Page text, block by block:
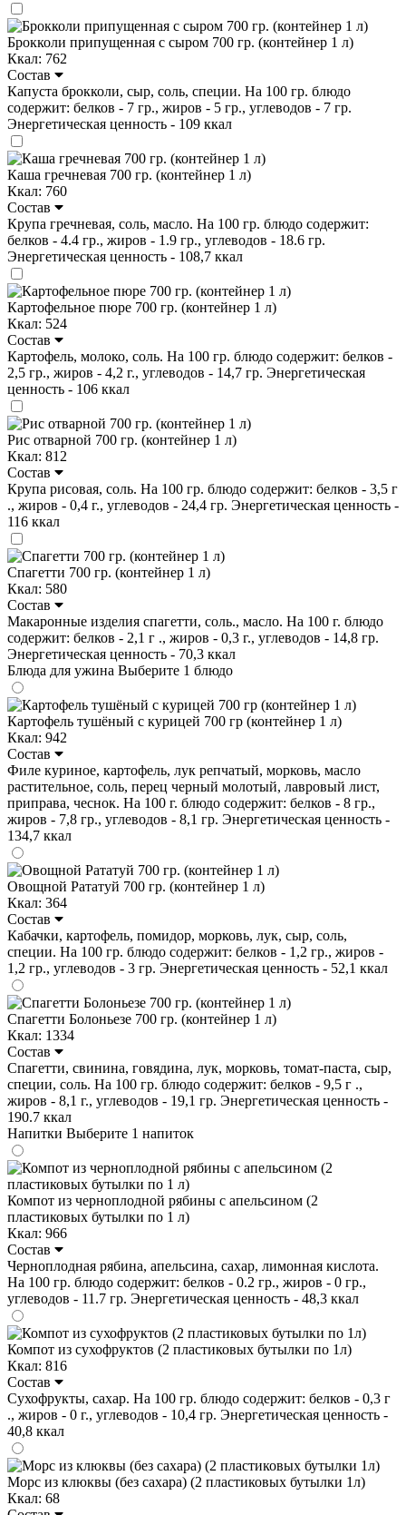
Брокколи припущенная с сыром 700 гр. (контейнер 1 л)
Ккал: 762
Состав
Капуста брокколи, сыр, соль, специи. На 100 гр. блюдо
содержит: белков - 7 гр., жиров - 5 гр., углеводов - 7 гр.
Энергетическая ценность - 109 ккал
Каша гречневая 700 гр. (контейнер 1 л)
Ккал: 760
Состав
Крупа гречневая, соль, масло. На 100 гр. блюдо содержит:
белков - 4.4 гр., жиров - 1.9 гр., углеводов - 18.6 гр.
Энергетическая ценность - 108,7 ккал
Картофельное пюре 700 гр. (контейнер 1 л)
Ккал: 524
Состав
Картофель, молоко, соль. На 100 гр. блюдо содержит: белков -
2,5 гр., жиров - 4,2 г., углеводов - 14,7 гр. Энергетическая
ценность - 106 ккал
Рис отварной 700 гр. (контейнер 1 л)
Ккал: 812
Состав
Крупа рисовая, соль. На 100 гр. блюдо содержит: белков - 3,5 г
., жиров - 0,4 г., углеводов - 24,4 гр. Энергетическая ценность -
116 ккал
Спагетти 700 гр. (контейнер 1 л)
Ккал: 580
Состав
Макаронные изделия спагетти, соль., масло. На 100 г. блюдо
содержит: белков - 2,1 г ., жиров - 0,3 г., углеводов - 14,8 гр.
Энергетическая ценность - 70,3 ккал
Блюда для ужина Выберите 1 блюдо
Картофель тушёный с курицей 700 гр (контейнер 1 л)
Ккал: 942
Состав
Филе куриное, картофель, лук репчатый, морковь, масло
растительное, соль, перец черный молотый, лавровый лист,
приправа, чеснок. На 100 г. блюдо содержит: белков - 8 гр.,
жиров - 7,8 гр., углеводов - 8,1 гр. Энергетическая ценность -
134,7 ккал
Овощной Рататуй 700 гр. (контейнер 1 л)
Ккал: 364
Состав
Кабачки, картофель, помидор, морковь, лук, сыр, соль,
специи. На 100 гр. блюдо содержит: белков - 1,2 гр., жиров -
1,2 гр., углеводов - 3 гр. Энергетическая ценность - 52,1 ккал
Спагетти Болоньезе 700 гр. (контейнер 1 л)
Ккал: 1334
Состав
Спагетти, свинина, говядина, лук, морковь, томат-паста, сыр,
специи, соль. На 100 гр. блюдо содержит: белков - 9,5 г .,
жиров - 8,1 г., углеводов - 19,1 гр. Энергетическая ценность -
190.7 ккал
Напитки Выберите 1 напиток
Компот из черноплодной рябины с апельсином (2
пластиковых бутылки по 1 л)
Ккал: 966
Состав
Черноплодная рябина, апельсина, сахар, лимонная кислота.
На 100 гр. блюдо содержит: белков - 0.2 гр., жиров - 0 гр.,
углеводов - 11.7 гр. Энергетическая ценность - 48,3 ккал
Компот из сухофруктов (2 пластиковых бутылки по 1л)
Ккал: 816
Состав
Сухофрукты, сахар. На 100 гр. блюдо содержит: белков - 0,3 г
., жиров - 0 г., углеводов - 10,4 гр. Энергетическая ценность -
40,8 ккал
Морс из клюквы (без сахара) (2 пластиковых бутылки 1л)
Ккал: 68